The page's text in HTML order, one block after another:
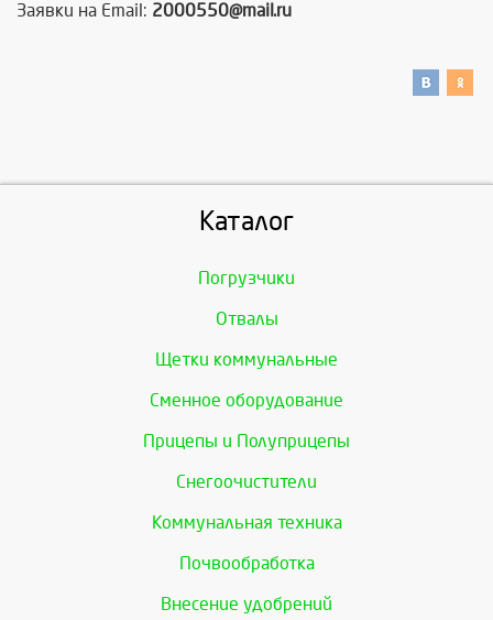
Заявки на Email: 2000550@mail.ru
Каталог
Погрузчики
Отвалы
Щетки коммунальные
Сменное оборудование
Прицепы и Полуприцепы
Снегоочистители
Коммунальная техника
Почвообработка
Внесение удобрений